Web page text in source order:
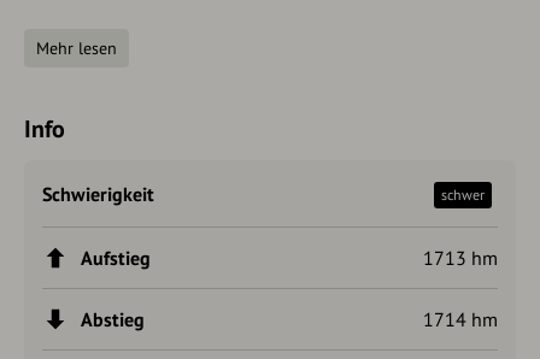
Autorentipp
Watzmann-Ostwand.
Mehr lesen
Info
Schwierigkeit schwer
Aufstieg 1713 hm
Abstieg 1714 hm